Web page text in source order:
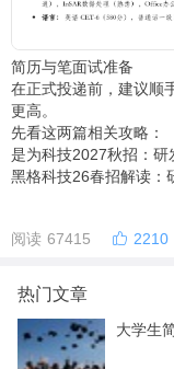
简历与笔面试准备
在正式投递前，建议顺
更高。
先看这两篇相关攻略：
是为科技2027秋招：研
黑格科技26春招解读：
阅读 67415 2210
热门文章
大学生